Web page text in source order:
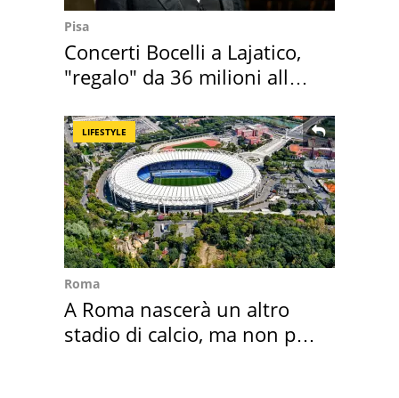
Pisa
Concerti Bocelli a Lajatico,
"regalo" da 36 milioni alla
LIFESTYLE
Roma
A Roma nascerà un altro
stadio di calcio, ma non per